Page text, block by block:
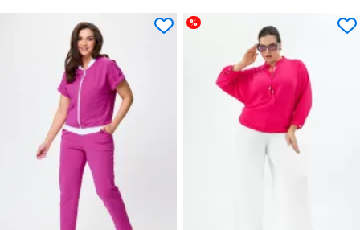
%